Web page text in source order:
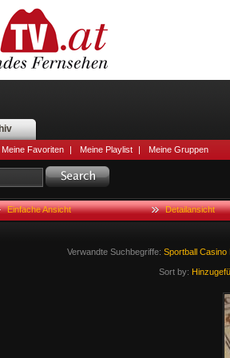
Meine Favoriten | Meine Playlist | Meine Gruppen
Einfache Ansicht Detailansicht
Verwandte Suchbegriffe: Sportball Casino
Sort by: